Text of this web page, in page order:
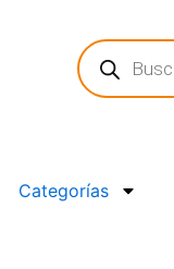
Búsqueda
de
productos
Categorías